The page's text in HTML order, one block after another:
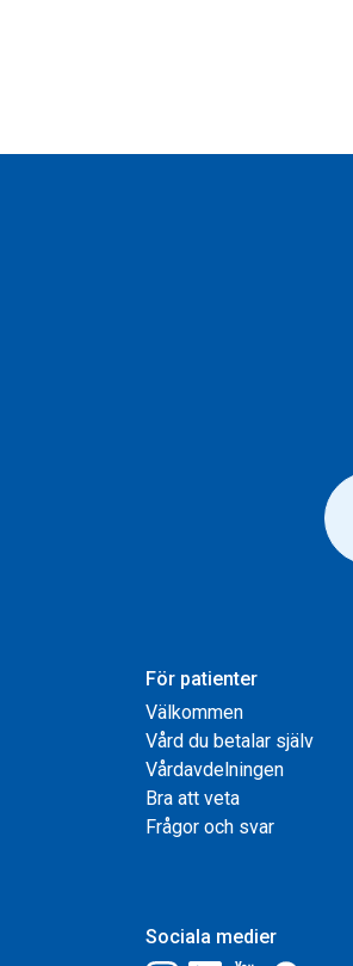
För patienter
Välkommen
Vård du betalar själv
Vårdavdelningen
Bra att veta
Frågor och svar
Sociala medier